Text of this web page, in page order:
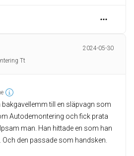
2024-05-30
Tt
bakgavellemm till en släpvagn som
Autodemontering och fick prata
man. Han hittade en som han
den passade som handsken.